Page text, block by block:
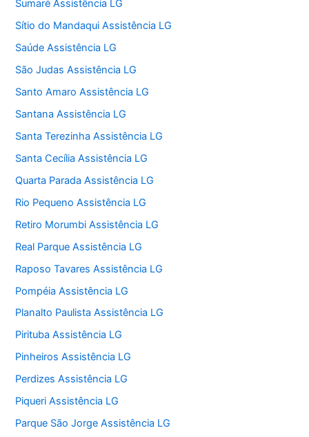
Sumaré Assistência LG
Sítio do Mandaqui Assistência LG
Saúde Assistência LG
São Judas Assistência LG
Santo Amaro Assistência LG
Santana Assistência LG
Santa Terezinha Assistência LG
Santa Cecília Assistência LG
Quarta Parada Assistência LG
Rio Pequeno Assistência LG
Retiro Morumbi Assistência LG
Real Parque Assistência LG
Raposo Tavares Assistência LG
Pompéia Assistência LG
Planalto Paulista Assistência LG
Pirituba Assistência LG
Pinheiros Assistência LG
Perdizes Assistência LG
Piqueri Assistência LG
Parque São Jorge Assistência LG